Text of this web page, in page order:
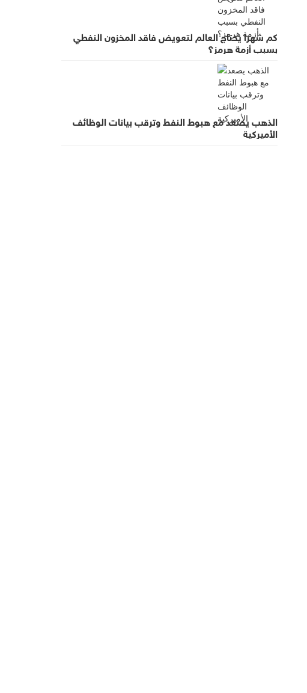
كم شهرا يحتاج العالم لتعويض فاقد المخزون النفطي
بسبب أزمة هرمز؟
الذهب يصعد مع هبوط النفط وترقب بيانات الوظائف
الأميركية